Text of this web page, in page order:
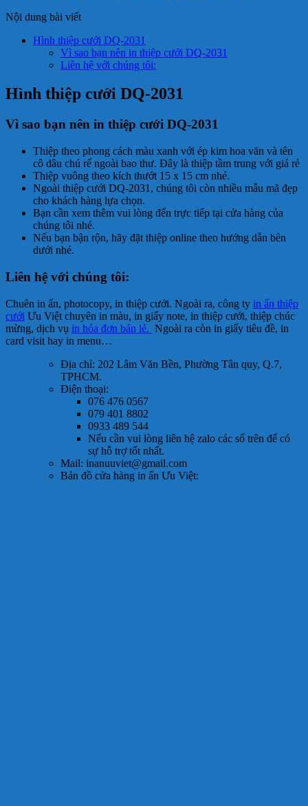
Nội dung bài viết
Hình thiệp cưới DQ-2031
Vì sao bạn nên in thiệp cưới DQ-2031
Liên hệ với chúng tôi:
Hình thiệp cưới DQ-2031
Vì sao bạn nên in thiệp cưới DQ-2031
Thiệp theo phong cách màu xanh với ép kim hoa văn và tên
cô dâu chú rể ngoài bao thư. Đây là thiệp tầm trung với giá rẻ
Thiệp vuông theo kích thướt 15 x 15 cm nhé.
Ngoài thiệp cưới DQ-2031, chúng tôi còn nhiều mẫu mã đẹp
cho khách hàng lựa chọn.
Bạn cần xem thêm vui lòng đến trực tiếp tại cửa hàng của
chúng tôi nhé.
Nếu bạn bận rộn, hãy đặt thiệp online theo hướng dẫn bên
dưới nhé.
Liên hệ với chúng tôi:
Chuên in ấn, photocopy, in thiệp cưới. Ngoài ra, công ty in ấn thiệp
cưới Ưu Việt chuyên in màu, in giấy note, in thiệp cưới, thiệp chúc
mừng, dịch vụ in hóa đơn bán lẻ. Ngoài ra còn in giấy tiêu đề, in
card visit hay in menu…
Địa chỉ: 202 Lâm Văn Bền, Phường Tân quy, Q.7,
TPHCM.
Điện thoại:
076 476 0567
079 401 8802
0933 489 544
Nếu cần vui lòng liên hệ zalo các số trên để có
sự hỗ trợ tốt nhất.
Mail: inanuuviet@gmail.com
Bản đồ cửa hàng in ấn Ưu Việt: